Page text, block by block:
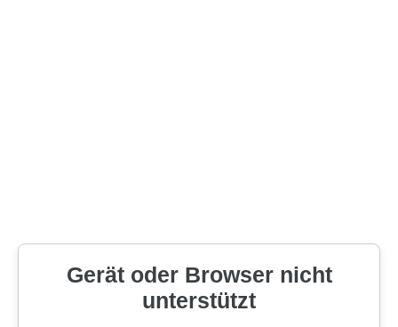
Gerät oder Browser nicht
unterstützt